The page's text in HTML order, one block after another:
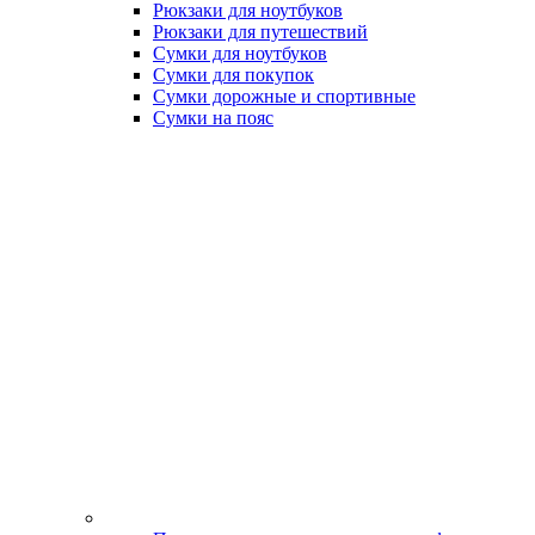
Рюкзаки для ноутбуков
Рюкзаки для путешествий
Сумки для ноутбуков
Сумки для покупок
Сумки дорожные и спортивные
Сумки на пояс